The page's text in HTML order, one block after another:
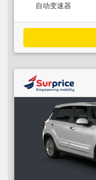
自动变速器